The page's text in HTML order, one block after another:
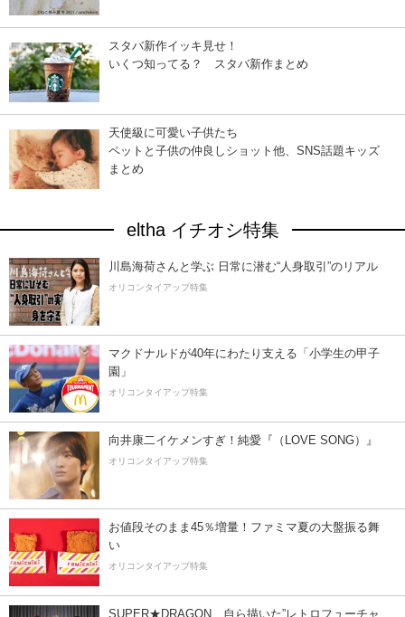
スタバ新作イッキ見せ！
いくつ知ってる？ スタバ新作まとめ
天使級に可愛い子供たち
ペットと子供の仲良しショット他、SNS話題キッズ
まとめ
eltha イチオシ特集
川島海荷さんと学ぶ 日常に潜む“人身取引”のリアル
オリコンタイアップ特集
マクドナルドが40年にわたり支える「小学生の甲子
園」
オリコンタイアップ特集
向井康二イケメンすぎ！純愛『（LOVE SONG）』
オリコンタイアップ特集
お値段そのまま45％増量！ファミマ夏の大盤振る舞
い
オリコンタイアップ特集
SUPER★DRAGON、自ら描いた”レトロフューチャ